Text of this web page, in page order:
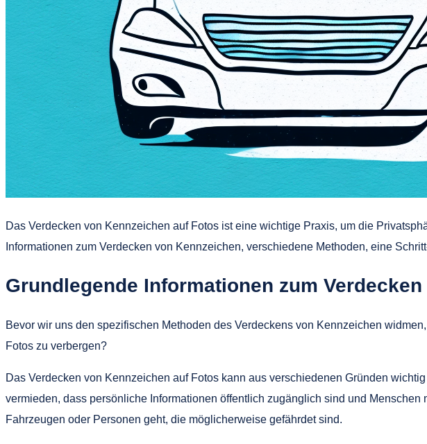
Das Verdecken von Kennzeichen auf Fotos ist eine wichtige Praxis, um die
Informationen zum Verdecken von Kennzeichen, verschiedene Methoden, eine
Grundlegende Informationen zum
Bevor wir uns den spezifischen Methoden des Verdeckens von Kennzeichen
Fotos zu verbergen?
Das Verdecken von Kennzeichen auf Fotos kann aus verschiedenen Gründen
vermieden, dass persönliche Informationen öffentlich zugänglich sind und
Fahrzeugen oder Personen geht, die möglicherweise gefährdet sind.